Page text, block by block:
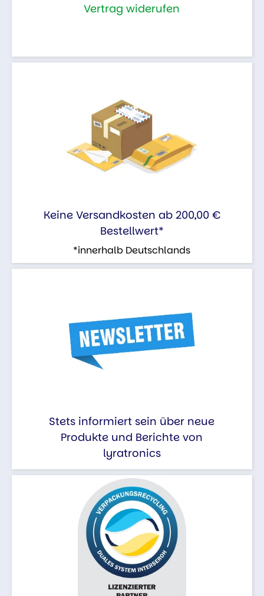
Vertrag widerufen
Keine Versandkosten ab 200,00 €
Bestellwert*
*innerhalb Deutschlands
Stets informiert sein über neue
Produkte und Berichte von
lyratronics